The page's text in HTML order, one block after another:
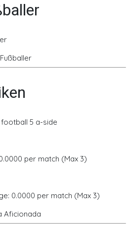
5 a-side
per match (Max 3)
0.0000 per match (Max 3)